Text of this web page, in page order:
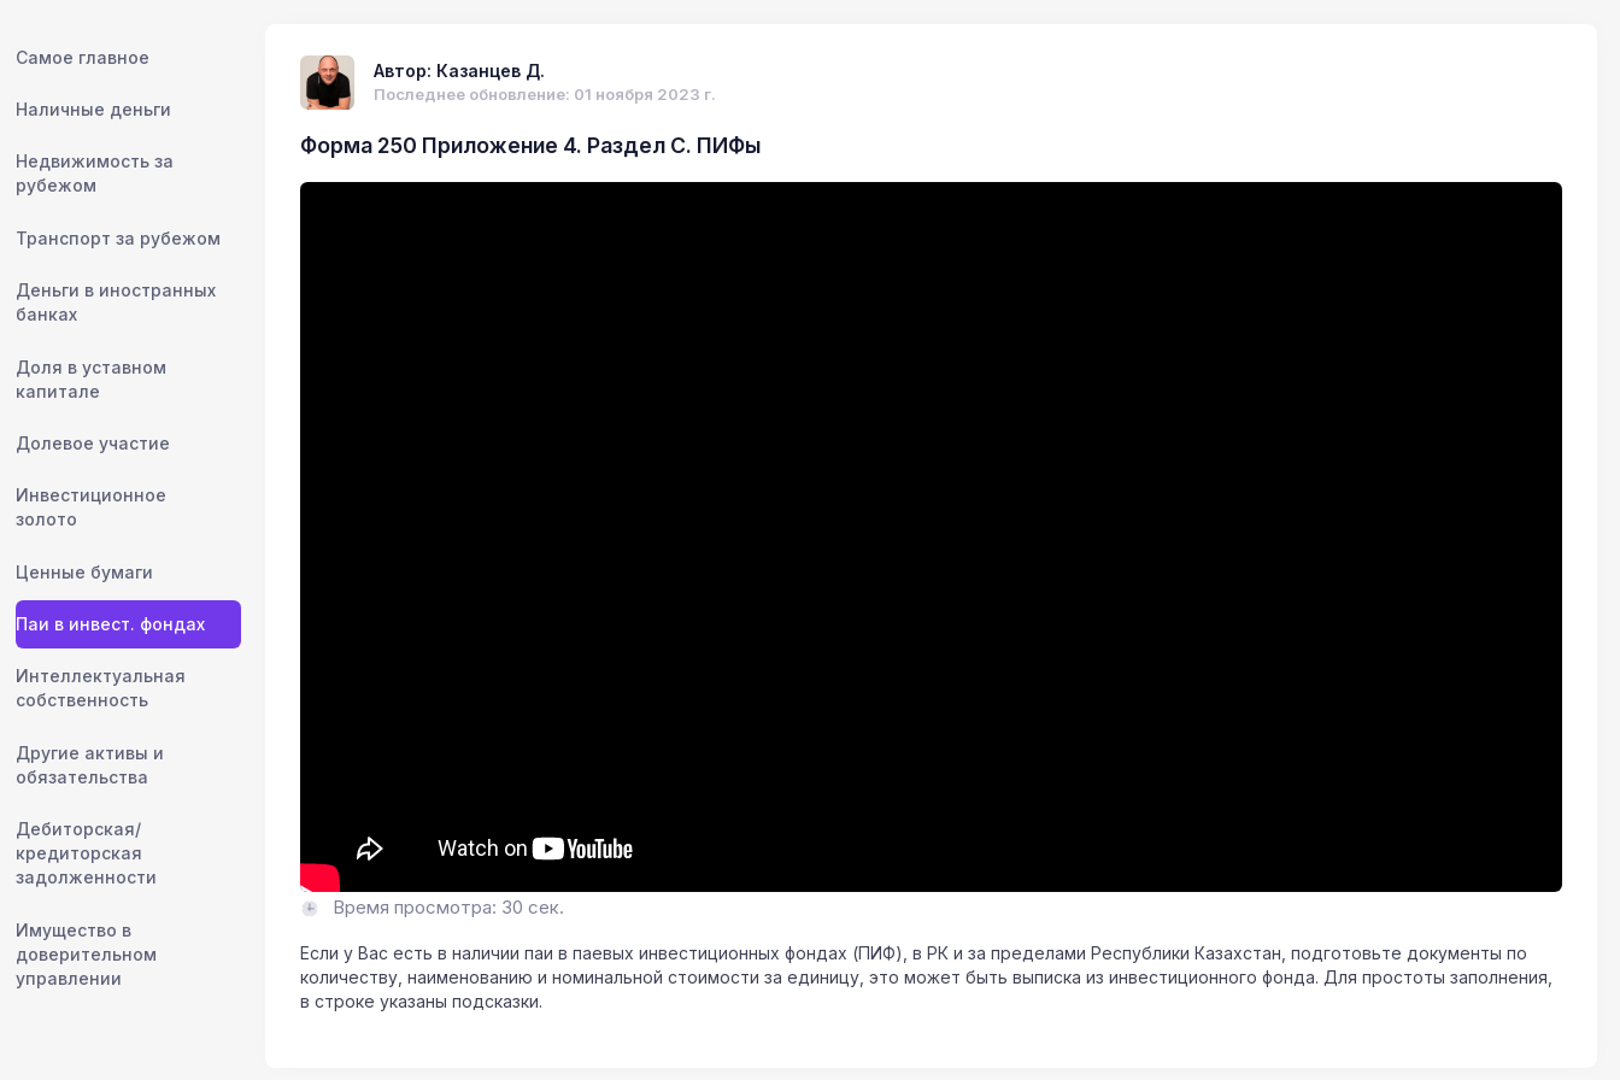
Самое главное
Наличные деньги
Недвижимость за
рубежом
Транспорт за рубежом
Деньги в иностранных
банках
Доля в уставном
капитале
Долевое участие
Инвестиционное
золото
Ценные бумаги
Паи в инвест. фондах
Интеллектуальная
собственность
Другие активы и
обязательства
Дебиторская/
кредиторская
задолженности
Имущество в
доверительном
управлении
Автор: Казанцев Д.
Последнее обновление: 01 ноября 2023 г.
Форма 250 Приложение 4. Раздел С. ПИФы
Время просмотра: 30 сек.
Если у Вас есть в наличии паи в паевых инвестиционных фондах (ПИФ), в РК и за пределами Республики Казахстан, подготовьте документы по
количеству, наименованию и номинальной стоимости за единицу, это может быть выписка из инвестиционного фонда. Для простоты заполнения,
в строке указаны подсказки.